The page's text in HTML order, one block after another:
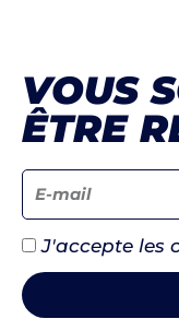
VOUS
ÊTRE
J'accepte les